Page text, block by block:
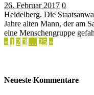
26. Februar 2017 0
Heidelberg. Die
Jahre alten Mann, der am
eine Menschengruppe
« 1 2 3 … 25 »
Neueste Kommentare